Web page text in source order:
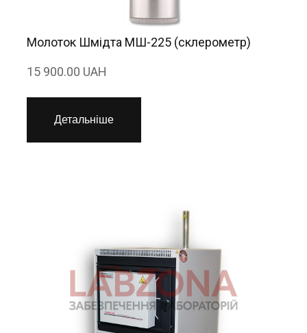
Молоток Шмідта МШ-225 (склерометр)
15 900.00 UAH
Детальніше